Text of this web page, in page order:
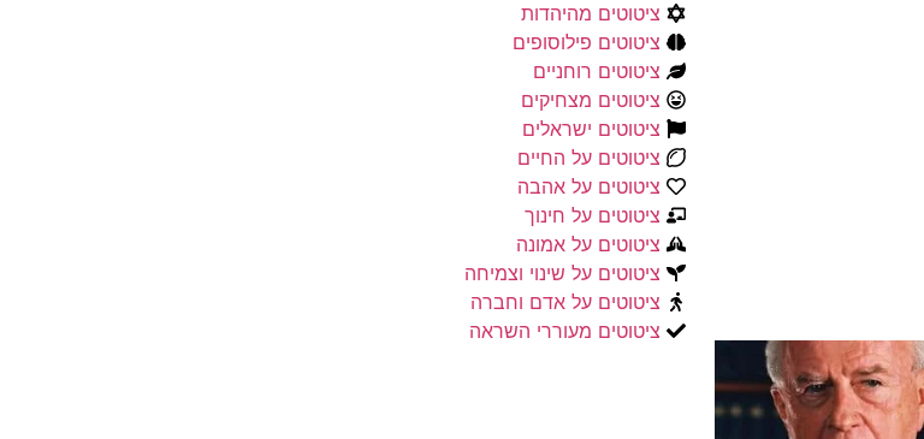
ציטוטים מהיהדות
ציטוטים פילוסופים
ציטוטים רוחניים
ציטוטים מצחיקים
ציטוטים ישראלים
ציטוטים על החיים
ציטוטים על אהבה
ציטוטים על חינוך
ציטוטים על אמונה
ציטוטים על שינוי וצמיחה
ציטוטים על אדם וחברה
ציטוטים מעוררי השראה